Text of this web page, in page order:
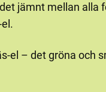
jämnt mellan alla
el – det gröna och